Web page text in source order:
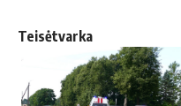
Teisėtvarka